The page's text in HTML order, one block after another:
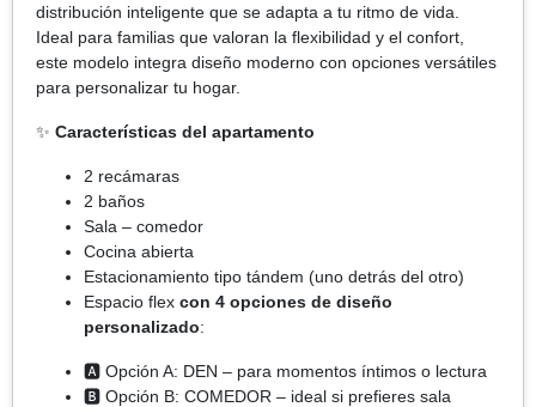
distribución inteligente que se adapta a tu ritmo de vida.
Ideal para familias que valoran la flexibilidad y el confort,
este modelo integra diseño moderno con opciones versátiles
para personalizar tu hogar.
✨ Características del apartamento
2 recámaras
2 baños
Sala – comedor
Cocina abierta
Estacionamiento tipo tándem (uno detrás del otro)
Espacio flex con 4 opciones de diseño
personalizado:
🅰️ Opción A: DEN – para momentos íntimos o lectura
🅱️ Opción B: COMEDOR – ideal si prefieres sala